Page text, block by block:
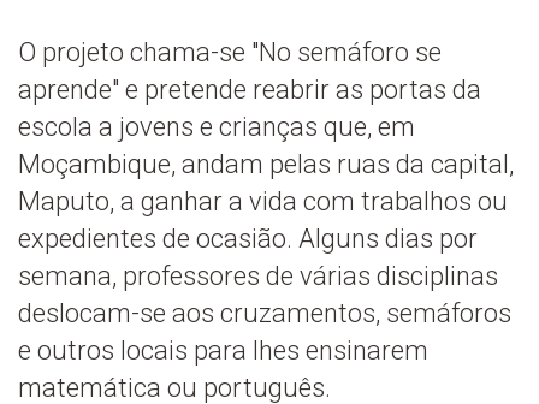
O projeto chama-se "No semáforo se
aprende" e pretende reabrir as portas da
escola a jovens e crianças que, em
Moçambique, andam pelas ruas da capital,
Maputo, a ganhar a vida com trabalhos ou
expedientes de ocasião. Alguns dias por
semana, professores de várias disciplinas
deslocam-se aos cruzamentos, semáforos
e outros locais para lhes ensinarem
matemática ou português.